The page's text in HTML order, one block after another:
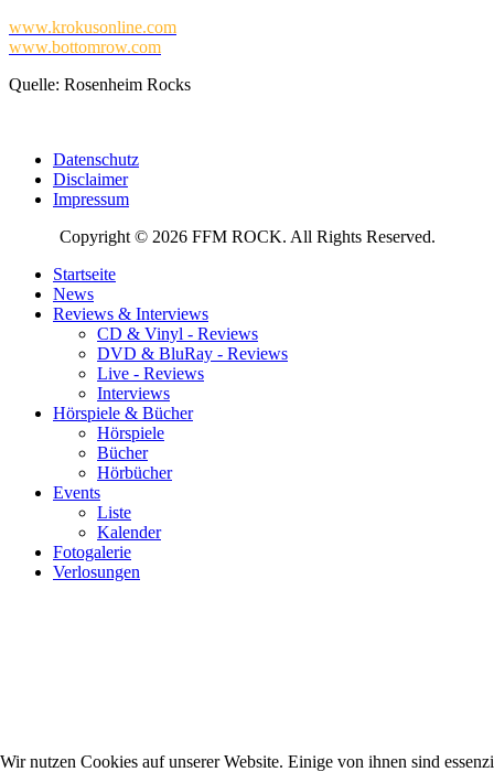
www.krokusonline.com
www.bottomrow.com
Quelle: Rosenheim Rocks
Datenschutz
Disclaimer
Impressum
Copyright © 2026 FFM ROCK. All Rights Reserved.
Startseite
News
Reviews & Interviews
CD & Vinyl - Reviews
DVD & BluRay - Reviews
Live - Reviews
Interviews
Hörspiele & Bücher
Hörspiele
Bücher
Hörbücher
Events
Liste
Kalender
Fotogalerie
Verlosungen
Wir nutzen Cookies auf unserer Website. Einige von ihnen sind